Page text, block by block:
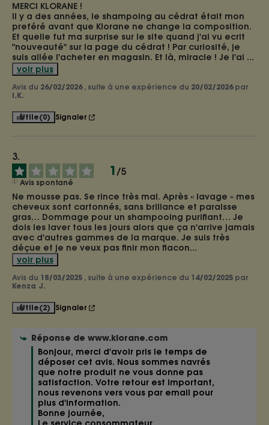
MERCI KLORANE !
Il y a des années, le shampoing au cédrat était mon
preféré avant que Klorane ne change la composition.
Et quelle fut ma surprise sur le site quand j'ai vu ecrit
"nouveauté" sur la page du cédrat ! Par curiosité, je
suis allée l'acheter en magasin. Et là, miracle ! Je l'ai ...
voir plus
Avis du 26/02/2026 , suite à une expérience du 20/02/2026 par
I.K.
Utile(0) Signaler
1/5
Avis spontané
Ne mousse pas. Se rince très mal. Après « lavage » mes
cheveux sont cartonnés, sans brillance et paraisse
gras… Dommage pour un shampooing purifiant… Je
dois les laver tous les jours alors que ça n'arrive jamais
avec d'autres gammes de la marque. Je suis très
déçue et je ne veux pas finir mon flacon...
voir plus
Avis du 18/03/2025 , suite à une expérience du 14/02/2025 par
Kenza J.
Utile(2) Signaler
Réponse de www.klorane.com
Bonjour, merci d'avoir pris le temps de
déposer cet avis. Nous sommes navrés
que notre produit ne vous donne pas
satisfaction. Votre retour est important,
nous revenons vers vous par email pour
plus d'information.
Bonne journée,